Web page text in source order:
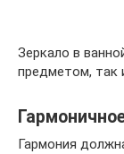
Зеркало в
предметом, так
Гармония